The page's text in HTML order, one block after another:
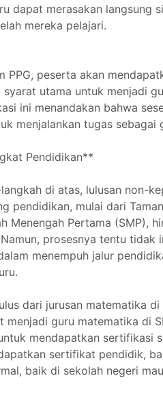
dapat merasakan langsung
mereka pelajari.
PPG, peserta akan
utama untuk menjadi
ini menandakan bahwa
menjalankan tugas sebagai
Pendidikan**
di atas, lulusan non-
pendidikan, mulai dari
Menengah Pertama (SMP),
prosesnya tentu tidak
menempuh jalur
dari jurusan matematika
guru matematika di
mendapatkan sertifikasi
sertifikat pendidik,
baik di sekolah negeri